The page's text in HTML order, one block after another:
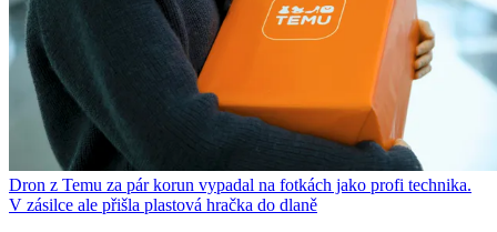
Dron z Temu za pár korun vypadal na fotkách jako profi technika.
V zásilce ale přišla plastová hračka do dlaně